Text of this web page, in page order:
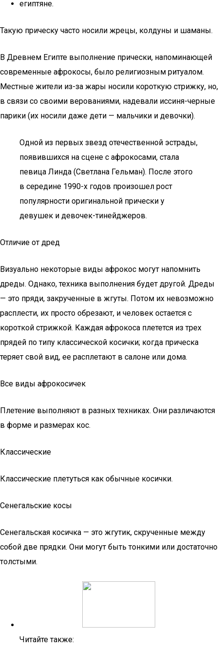
египтяне.
Такую прическу часто носили жрецы, колдуны и шаманы.
В Древнем Египте выполнение прически, напоминающей
современные афрокосы, было религиозным ритуалом.
Местные жители из-за жары носили короткую стрижку, но,
в связи со своими верованиями, надевали иссиня-черные
парики (их носили даже дети — мальчики и девочки).
Одной из первых звезд отечественной эстрады,
появившихся на сцене с афрокосами, стала
певица Линда (Светлана Гельман). После этого
в середине 1990-х годов произошел рост
популярности оригинальной прически у
девушек и девочек-тинейджеров.
Отличие от дред
Визуально некоторые виды афрокос могут напомнить
дреды. Однако, техника выполнения будет другой. Дреды
— это пряди, закрученные в жгуты. Потом их невозможно
расплести, их просто обрезают, и человек остается с
короткой стрижкой. Каждая афрокоса плетется из трех
прядей по типу классической косички; когда прическа
теряет свой вид, ее расплетают в салоне или дома.
Все виды афрокосичек
Плетение выполняют в разных техниках. Они различаются
в форме и размерах кос.
Классические
Классические плетуться как обычные косички.
Сенегальские косы
Сенегальская косичка — это жгутик, скрученные между
собой две прядки. Они могут быть тонкими или достаточно
толстыми.
Читайте также: